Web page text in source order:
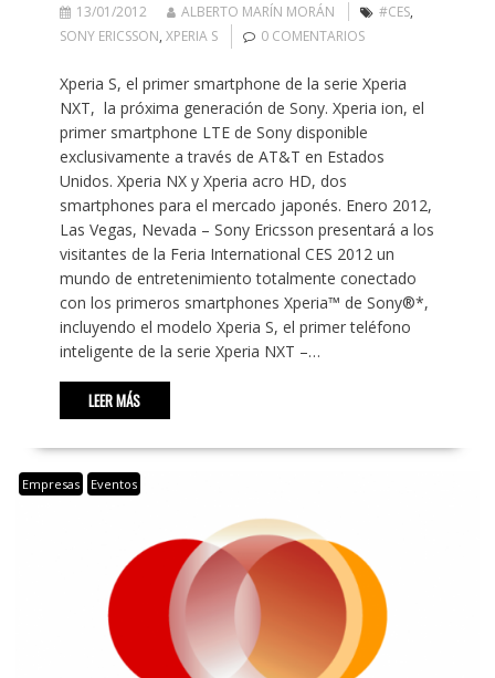
13/01/2012 ALBERTO MARÍN MORÁN #CES,
SONY ERICSSON, XPERIA S 0 COMENTARIOS
Xperia S, el primer smartphone de la serie Xperia
NXT, la próxima generación de Sony. Xperia ion, el
primer smartphone LTE de Sony disponible
exclusivamente a través de AT&T en Estados
Unidos. Xperia NX y Xperia acro HD, dos
smartphones para el mercado japonés. Enero 2012,
Las Vegas, Nevada – Sony Ericsson presentará a los
visitantes de la Feria International CES 2012 un
mundo de entretenimiento totalmente conectado
con los primeros smartphones Xperia™ de Sony®*,
incluyendo el modelo Xperia S, el primer teléfono
inteligente de la serie Xperia NXT –…
LEER MÁS
Empresas Eventos